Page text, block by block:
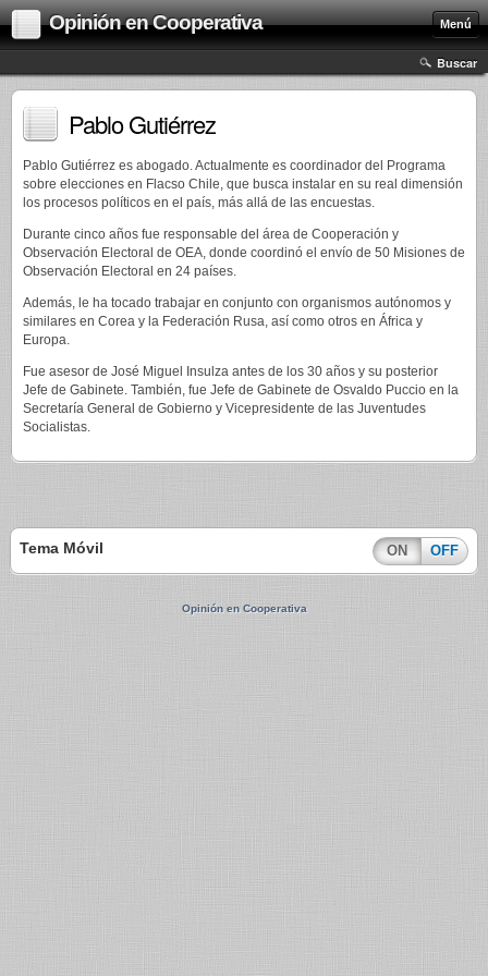
Opinión en Cooperativa Menú
Buscar
Pablo Gutiérrez
Pablo Gutiérrez es abogado. Actualmente es coordinador del Programa
sobre elecciones en Flacso Chile, que busca instalar en su real dimensión
los procesos políticos en el país, más allá de las encuestas.
Durante cinco años fue responsable del área de Cooperación y
Observación Electoral de OEA, donde coordinó el envío de 50 Misiones de
Observación Electoral en 24 países.
Además, le ha tocado trabajar en conjunto con organismos autónomos y
similares en Corea y la Federación Rusa, así como otros en África y
Europa.
Fue asesor de José Miguel Insulza antes de los 30 años y su posterior
Jefe de Gabinete. También, fue Jefe de Gabinete de Osvaldo Puccio en la
Secretaría General de Gobierno y Vicepresidente de las Juventudes
Socialistas.
Tema Móvil ON OFF
Opinión en Cooperativa